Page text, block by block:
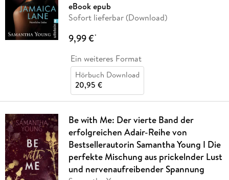
eBook epub
Sofort lieferbar (Download)
9,99 €*
Ein weiteres Format
Hörbuch Download
20,95 €
Be with Me: Der vierte Band der
erfolgreichen Adair-Reihe von
Bestsellerautorin Samantha Young I Die
perfekte Mischung aus prickelnder Lust
und nervenaufreibender Spannung